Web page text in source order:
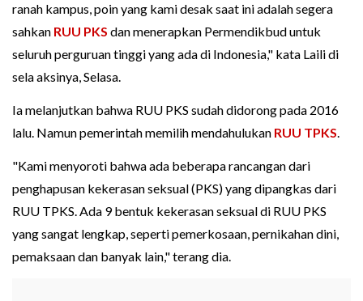
ranah kampus, poin yang kami desak saat ini adalah segera
sahkan RUU PKS dan menerapkan Permendikbud untuk
seluruh perguruan tinggi yang ada di Indonesia," kata Laili di
sela aksinya, Selasa.
Ia melanjutkan bahwa RUU PKS sudah didorong pada 2016
lalu. Namun pemerintah memilih mendahulukan RUU TPKS.
"Kami menyoroti bahwa ada beberapa rancangan dari
penghapusan kekerasan seksual (PKS) yang dipangkas dari
RUU TPKS. Ada 9 bentuk kekerasan seksual di RUU PKS
yang sangat lengkap, seperti pemerkosaan, pernikahan dini,
pemaksaan dan banyak lain," terang dia.